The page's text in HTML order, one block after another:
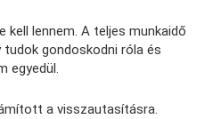
kell lennem. A teljes munkaidő
gondoskodni róla és
egyedül.
a visszautasításra.